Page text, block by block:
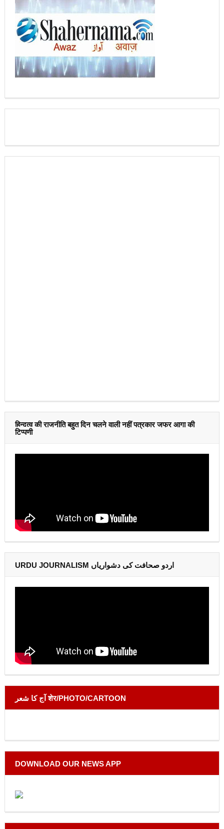
हिन्दुत्व की राजनीति बहुत दिन चलने वाली नहीं पत्रकार जफर आगा की
टिप्पणी
URDU JOURNALISM اردو صحافت کی دشواریاں
آج کا شعر शेर/PHOTO/CARTOON
DOWNLOAD OUR NEWS APP